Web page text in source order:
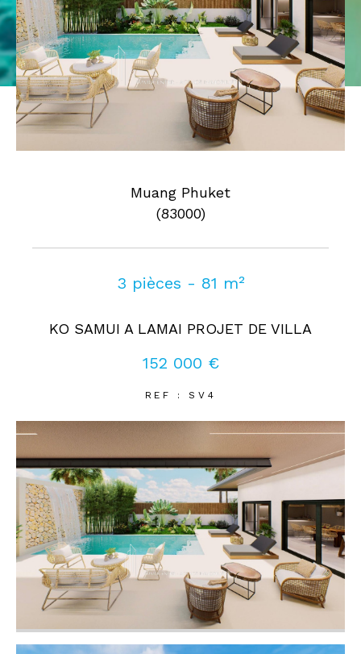
Muang Phuket
(83000)
3 pièces - 81 m²
KO SAMUI A LAMAI PROJET DE VILLA
152 000 €
REF : SV4
Pièces
0 1 2 3 4 5
Où
AFFINER LES CRITÈRES
RECHERCHER